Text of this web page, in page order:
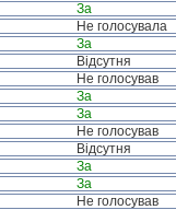
За
Не голосувала
За
Відсутня
Не голосував
За
За
Не голосував
Відсутня
За
За
Не голосував